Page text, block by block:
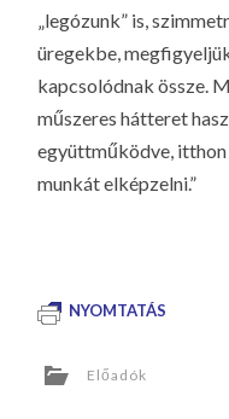
„legózunk” is,
üregekbe,
kapcsolódnak össze.
műszeres hátteret
együttműködve,
munkát elképzelni.”
NYOMTATÁS
Előadók